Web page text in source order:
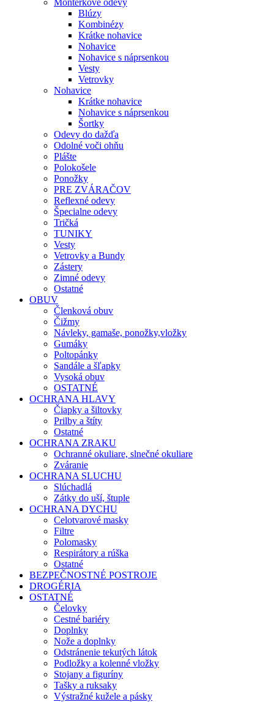
Blúzy
Kombinézy
Krátke nohavice
Nohavice
Nohavice s náprsenkou
Vesty
Vetrovky
Nohavice
Krátke nohavice
Nohavice s náprsenkou
Šortky
Odevy do dažďa
Odolné voči ohňu
Plášte
Polokošele
Ponožky
PRE ZVÁRAČOV
Reflexné odevy
Špecialne odevy
Tričká
TUNIKY
Vesty
Vetrovky a Bundy
Zástery
Zimné odevy
Ostatné
OBUV
Členková obuv
Čižmy
Návleky, gamaše, ponožky,vložky
Gumáky
Poltopánky
Sandále a šľapky
Vysoká obuv
OSTATNÉ
OCHRANA HLAVY
Čiapky a šiltovky
Prilby a štíty
Ostatné
OCHRANA ZRAKU
Ochranné okuliare, slnečné okuliare
Zváranie
OCHRANA SLUCHU
Slúchadlá
Zátky do uší, štuple
OCHRANA DYCHU
Celotvarové masky
Filtre
Polomasky
Respirátory a rúška
Ostatné
BEZPEČNOSTNÉ POSTROJE
DROGÉRIA
OSTATNÉ
Čelovky
Cestné bariéry
Doplnky
Nože a doplnky
Odstránenie tekutých látok
Podložky a kolenné vložky
Stojany a figuríny
Tašky a ruksaky
Výstražné kužele a pásky